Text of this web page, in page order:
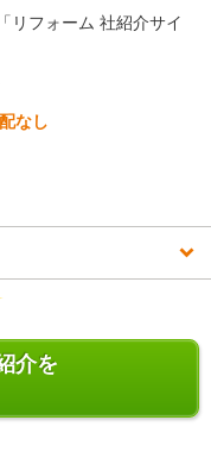
リフォーム 社紹介サイ
なし
介を